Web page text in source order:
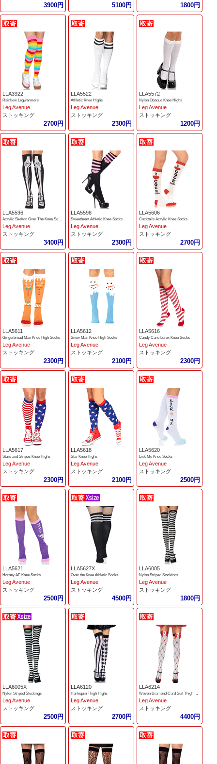
3900円 5100円 1800円
LLA3922
Rainbow Legwarmers
Leg Avenue
ストッキング
2700円
LLA5522
Athletic Knee Highs
Leg Avenue
ストッキング
2300円
LLA5572
Nylon Opaque Knee Highs
Leg Avenue
ストッキング
1200円
LLA5596
Leg Avenue
ストッキング
3400円
LLA5598
Sweetheart Athletic Knee Socks
Leg Avenue
ストッキング
2300円
LLA5606
Cocktails Acrylic Knee Socks
Leg Avenue
ストッキング
2700円
LLA5611
Gingerbread Man Knee High Socks
Leg Avenue
ストッキング
2300円
LLA5612
Snow Man Knee High Socks
Leg Avenue
ストッキング
2100円
LLA5616
Candy Cane Lurex Knee Socks
Leg Avenue
ストッキング
2300円
LLA5617
Stars and Stripes Knee Highs
Leg Avenue
ストッキング
2300円
LLA5618
Star Knee Highs
Leg Avenue
ストッキング
2100円
LLA5620
Lixk Me Knee Socks
Leg Avenue
ストッキング
2500円
LLA5621
Horney AF Knee Socks
Leg Avenue
ストッキング
2500円
LLA5627X
Over the Knee Athletic Socks
Leg Avenue
ストッキング
4500円
LLA6005
Nylon Striped Stockings
Leg Avenue
ストッキング
1800円
LLA6005X
Nylon Striped Stockings
Leg Avenue
ストッキング
2500円
LLA6120
Harlequin Thigh Highs
Leg Avenue
ストッキング
2700円
LLA6214
Woven Diamond Card Suit Thigh Highs
Leg Avenue
ストッキング
4400円